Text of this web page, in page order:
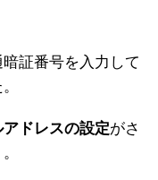
証番号を入力して
アドレスの設定がさ